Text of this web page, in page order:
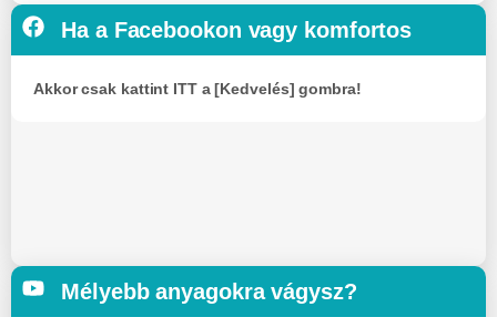
Ha a Facebookon vagy komfortos
Akkor csak kattint ITT a [Kedvelés] gombra!
Mélyebb anyagokra vágysz?